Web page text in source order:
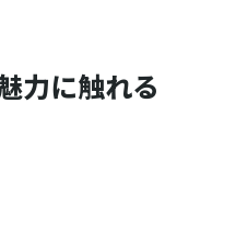
力に触れる